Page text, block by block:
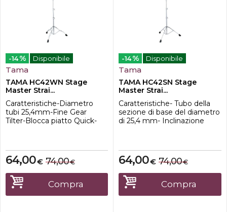
-14 % Disponibile
Tama
TAMA HC42WN Stage
Master Strai...
Caratteristiche-Diametro
tubi 25,4mm-Fine Gear
Tilter-Blocca piatto Quick-
dell'altezza: 690 - 1420mm
€
64,00 €
74,00
Compra
-14 % Disponibile
Tama
TAMA HC42SN Stage
Master Strai...
Caratteristiche- Tubo della
sezione di base del diametro
di 25,4 mm- Inclinazione
Intervallo di regolazione
dell'altezza: 690 mm - 1.420
mm (27 1/8" - 55 15/16 ")
€
64,00 €
74,00
Compra